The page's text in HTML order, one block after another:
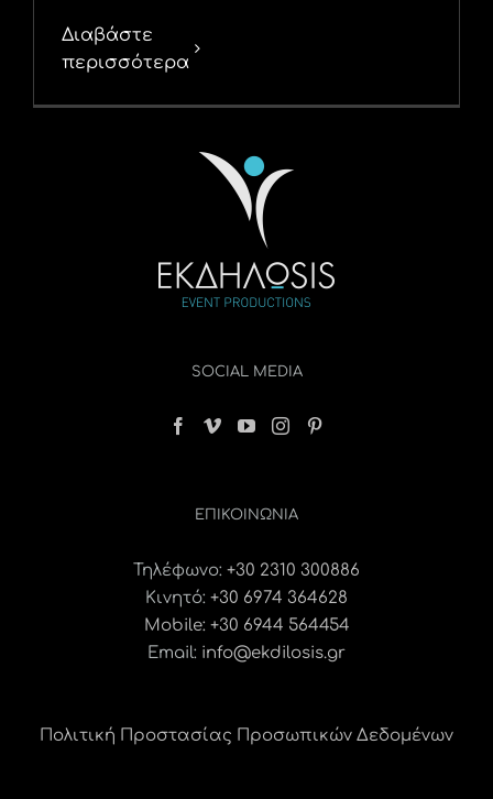
Διαβάστε
περισσότερα
SOCIAL MEDIA
ΕΠΙΚΟΙΝΩΝΊΑ
Τηλέφωνο: +30 2310 300886
Κινητό: +30 6974 364628
Mobile: +30 6944 564454
Email: info@ekdilosis.gr
Πολιτική Προστασίας Προσωπικών Δεδομένων